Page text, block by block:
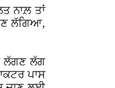
ਨਾਲ਼ ਤਾਂ
ਲੱਗਿਆ,
ਲੱਗਣ ਲੱਗ
ਪਾਸ